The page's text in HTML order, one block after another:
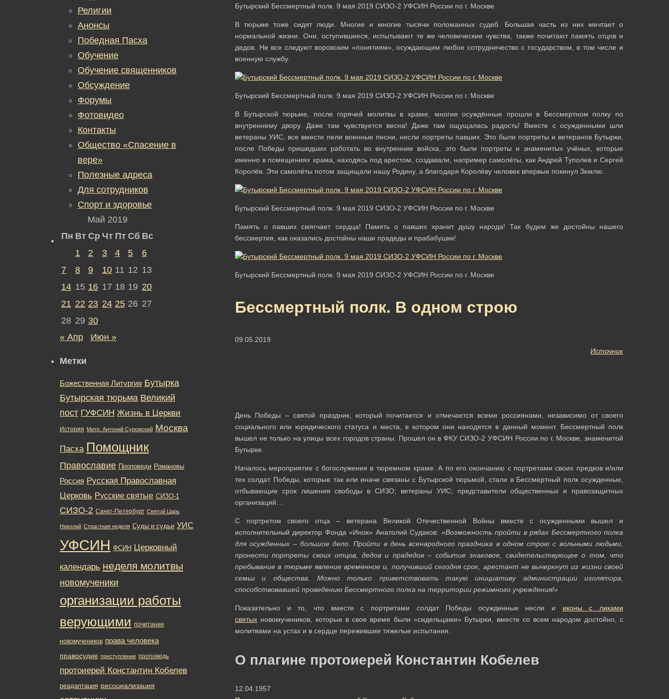
Бутырский Бессмертный полк. 9 мая 2019 СИЗО-2 УФСИН России по г. Москве
В тюрьме тоже сидят люди. Многие и многие тысячи поломанных судеб. Большая часть из них мечтает о
нормальной жизни. Они, оступившиеся, испытывают те же человеческие чувства, также почитают память отцов и
дедов. Не все следуют воровским «понятиям», осуждающим любое сотрудничество с государством, в том числе и
военную службу.
Бутырский Бессмертный полк. 9 мая 2019 СИЗО-2 УФСИН России по г. Москве
В Бутырской тюрьме, после горячей молитвы в храме, многие осуждённые прошли в Бессмертном полку по
внутреннему двору. Даже там чувствуется весна! Даже там ощущалась радость! Вместе с осужденными шли
ветераны УИС, все вместе пели военные песни, несли портреты павших. Это были портреты и ветеранов Бутырки,
после Победы пришедших работать во внутренние войска, это были портреты и знаменитых учёных, которые
именно в помещениях храма, находясь под арестом, создавали, например самолёты, как Андрей Туполев и Сергей
Королёв. Эти самолёты потом защищали нашу Родину, а благодаря Королёву человек впервые покинул Землю.
Бутырский Бессмертный полк. 9 мая 2019 СИЗО-2 УФСИН России по г. Москве
Память о павших смягчает сердца! Память о павших хранит душу народа! Так будем же достойны нашего
бессмертия, как оказались достойны наши прадеды и прабабушки!
Бутырский Бессмертный полк. 9 мая 2019 СИЗО-2 УФСИН России по г. Москве
Бессмертный полк. В одном строю
09.05.2019
Источник
День Победы – святой праздник, который почитается и отмечается всеми россиянами, независимо от своего
социального или юридического статуса и места, в котором они находятся в данный момент. Бессмертный полк
вышел не только на улицы всех городов страны. Прошел он в ФКУ СИЗО-2 УФСИН России по г. Москве, знаменитой
Бутырке.
Началось мероприятие с богослужения в тюремном храме. А по его окончанию с портретами своих предков и/или
тех солдат Победы, которые так или иначе связаны с Бутырской тюрьмой, стали в Бессмертный полк осужденные,
отбывающие срок лишения свободы в СИЗО; ветераны УИС; представители общественных и правозащитных
организаций…
С портретом своего отца – ветерана Великой Отечественной Войны вместе с осужденными вышел и
исполнительный директор Фонда «Инок» Анатолий Судаков: «Возможность пройти в рядах Бессмертного полка
для осужденных – большое дело. Пройти в день всенародного праздника в одном строю с вольными людьми,
пронести портреты своих отцов, дедов и прадедов – событие знаковое, свидетельствующее о том, что
пребывание в тюрьме явление временное и, получивший сегодня срок, арестант не вычеркнут из жизни своей
семьи и общества. Можно только приветствовать такую инициативу администрации изолятора,
способствовавшей проведению Бессмертного полка на территории режимного учреждения!»
Показательно и то, что вместе с портретами солдат Победы осужденные несли и иконы с ликами
святых новомучеников, которые в свое время были «сидельцами» Бутырки, вместе со всем народом достойно, с
молитвами на устах и в сердце пережившие тяжелые испытания.
О плагине протоиерей Константин Кобелев
12.04.1957
Религии
Анонсы
Победная Пасха
Обучение
Обучение священников
Обсуждение
Форумы
Фотовидео
Контакты
Общество «Спасение в
вере»
Полезные адреса
Для сотрудников
Спорт и здоровье
Май 2019
Пн Вт Ср Чт Пт Сб Вс
1
2 3 4 5
6
7
8 9 10 11 12 13
14 15 16 17 18 19 20
21 22 23 24 25 26 27
28 29 30
« Апр
Июн »
Метки
Божественная Литургия Бутырка
Бутырская тюрьма Великий
пост ГУФСИН Жизнь в Церкви
История Митр. Антоний Сурожский Москва
Пасха Помощник
Православие Проповеди Романовы
Россия Русская Православная
Церковь Русские святые СИЗО-1
СИЗО-2 Санкт-Петербург Святой Царь
Николай Страстная неделя Суды и судьи УИС
УФСИН ФСИН Церковный
календарь неделя молитвы
новомученики
организации работы
верующими почитание
новомучеников права человека
правосудие преступление проповедь
протоиерей Константин Кобелев
реадаптация ресоциализация